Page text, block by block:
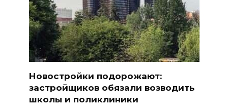
Новостройки подорожают:
застройщиков обязали возводить
школы и поликлиники